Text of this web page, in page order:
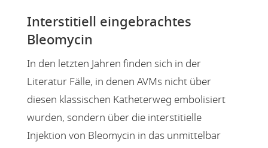
Interstitiell eingebrachtes
Bleomycin
In den letzten Jahren finden sich in der
Literatur Fälle, in denen AVMs nicht über
diesen klassischen Katheterweg embolisiert
wurden, sondern über die interstitielle
Injektion von Bleomycin in das unmittelbar